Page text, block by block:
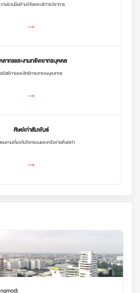
ามร่วมมือด้านวิจัยและบริการวิชาการ
→
ลากรและงานทรัพยากรบุคคล
สวัสดิการและสิทธิการลาของบุคลากร
→
ศิษย์เก่าสัมพันธ์
ถามเกี่ยวกับกิจกรรมและเครือข่ายศิษย์เก่า
→